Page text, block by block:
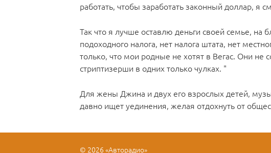
работать, чтобы заработать законный доллар, я
Так что я лучше оставлю деньги своей семье, на
подоходного налога, нет налога штата, нет
только, что мои родные не хотят в Вегас. Они не
стриптизерши в одних только чулках. "
Для жены Джина и двух его взрослых детей,
давно ищет уединения, желая отдохнуть от
© 2026 «Авторадио»